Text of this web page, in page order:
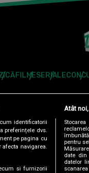
FILMESERIALE
ANTENA TV
identificatorii
preferințele dvs.
pe pagina cu
navigarea.
si furnizorii
Atât
pentru
date din
datelor